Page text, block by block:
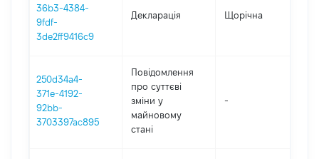
36b3-4384-
9fdf-
3de2ff9416c9
Декларація Щорічна
250d34a4-
371e-4192-
92bb-
3703397ac895
Повідомлення
про суттєві
зміни y
майновому
стані
-